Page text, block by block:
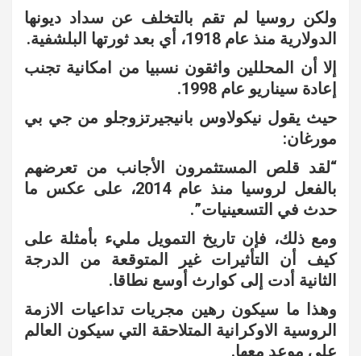
ولكن روسيا لم تقم بالتخلف عن سداد ديونها
الدولارية منذ عام 1918، أي بعد ثورتها البلشفية.
إلا أن المحللين واثقون نسبيا من امكانية تجنب
إعادة سيناريو عام 1998.
حيث يقول نيكولاوس بانيجيرتزوجلو من جي بي
مورغان:
“لقد قلص المستثمرون الأجانب من تعرضهم
بالفعل لروسيا منذ عام 2014، على عكس ما
حدث في التسعينيات”.
ومع ذلك، فإن تاريخ التمويل مليء بأمثلة على
كيف أن التأثيرات غير المتوقعة من الدرجة
الثانية أدت إلى كوارث أوسع نطاقا.
وهذا ما سيكون رهين مجريات تداعيات الازمة
الروسية الاوكرانية المتلاحقة التي سيكون العالم
على موعد معها.